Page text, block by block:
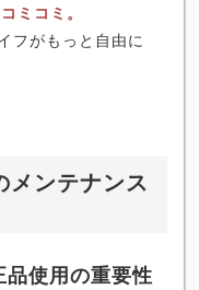
ミコミ。
フがもっと自由に
メンテナンス
使用の重要性